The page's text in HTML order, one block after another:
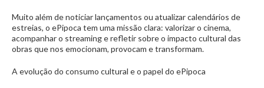
Muito além de noticiar lançamentos ou atualizar calendários de
estreias, o ePipoca tem uma missão clara: valorizar o cinema,
acompanhar o streaming e refletir sobre o impacto cultural das
obras que nos emocionam, provocam e transformam.
A evolução do consumo cultural e o papel do ePipoca